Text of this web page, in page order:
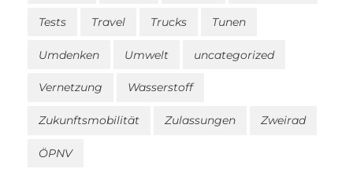
Tests Travel Trucks Tunen
Umdenken Umwelt uncategorized
Vernetzung Wasserstoff
Zukunftsmobilität Zulassungen Zweirad
ÖPNV